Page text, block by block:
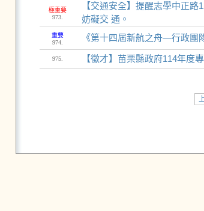
極重要
973.
【交通安全】提醒志學中正
妨礙交 通。
重要
974.
《第十四屆新航之舟—行政團
975. 【徵才】苗栗縣政府114年度